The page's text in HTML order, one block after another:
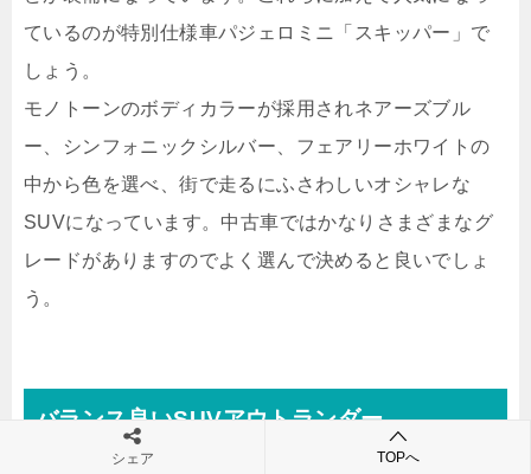
ているのが特別仕様車パジェロミニ「スキッパー」で
しょう。
モノトーンのボディカラーが採用されネアーズブル
ー、シンフォニックシルバー、フェアリーホワイトの
中から色を選べ、街で走るにふさわしいオシャレな
SUVになっています。中古車ではかなりさまざまなグ
レードがありますのでよく選んで決めると良いでしょ
う。
バランス良いSUVアウトランダー
シェア TOPへ